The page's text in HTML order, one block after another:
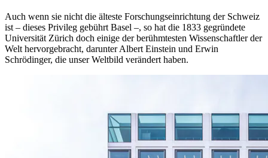
Auch wenn sie nicht die älteste Forschungseinrichtung der Schweiz
ist – dieses Privileg gebührt Basel –, so hat die 1833 gegründete
Universität Zürich doch einige der berühmtesten Wissenschaftler der
Welt hervorgebracht, darunter Albert Einstein und Erwin
Schrödinger, die unser Weltbild verändert haben.